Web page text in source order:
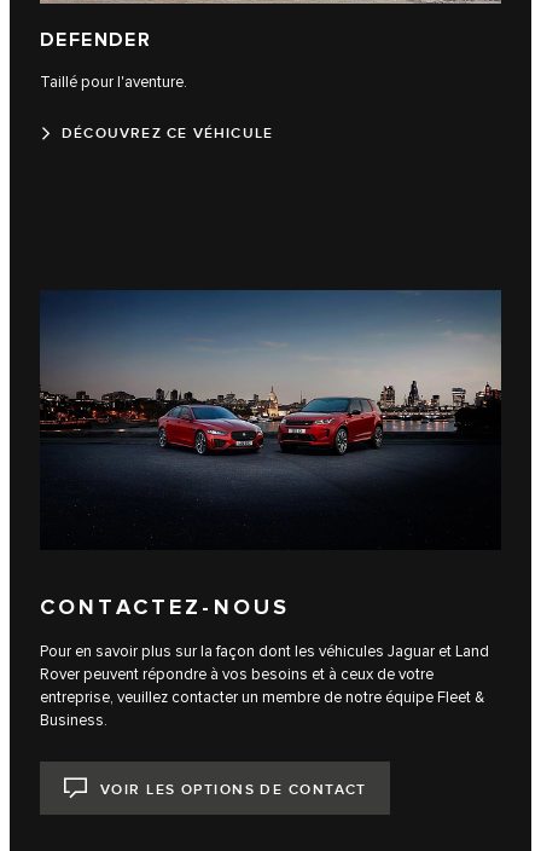
DEFENDER
Taillé pour l'aventure.
DÉCOUVREZ CE VÉHICULE
CONTACTEZ-NOUS
Pour en savoir plus sur la façon dont les véhicules Jaguar et Land
Rover peuvent répondre à vos besoins et à ceux de votre
entreprise, veuillez contacter un membre de notre équipe Fleet &
Business.
VOIR LES OPTIONS DE CONTACT